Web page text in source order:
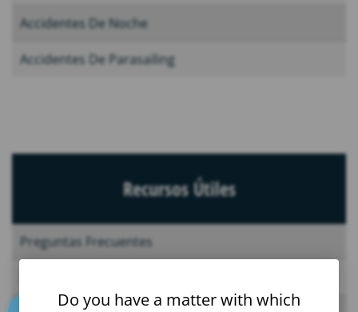
Accidentes De Noche
Accidentes De Parasailing
Recursos Útiles
Preguntas Frecuentes
Do you have a matter with which